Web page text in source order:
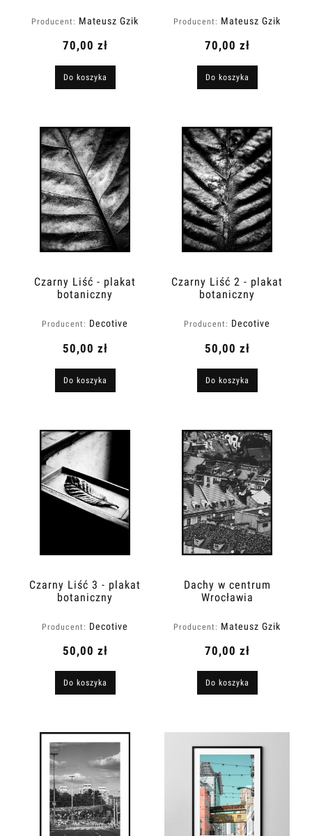
Producent: Mateusz Gzik
70,00 zł
Do koszyka
Producent: Mateusz Gzik
70,00 zł
Do koszyka
Czarny Liść - plakat
botaniczny
Producent: Decotive
50,00 zł
Do koszyka
Czarny Liść 2 - plakat
botaniczny
Producent: Decotive
50,00 zł
Do koszyka
Czarny Liść 3 - plakat
botaniczny
Producent: Decotive
50,00 zł
Do koszyka
Dachy w centrum
Wrocławia
Producent: Mateusz Gzik
70,00 zł
Do koszyka